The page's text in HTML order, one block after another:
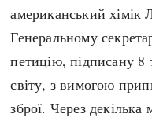
американський хімік
Генеральному
петицію, підписану 8
світу, з вимогою
зброї. Через